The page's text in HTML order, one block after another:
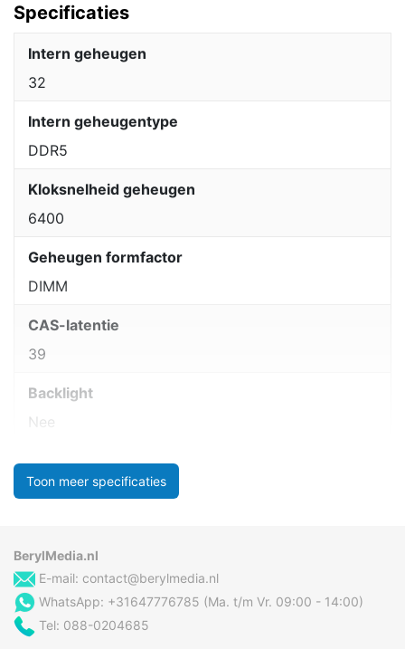
Specificaties
Intern geheugen
32
Intern geheugentype
DDR5
Kloksnelheid geheugen
6400
Geheugen formfactor
DIMM
CAS-latentie
39
Backlight
Nee
Toon meer specificaties
BerylMedia.nl
E-mail: contact@berylmedia.nl
WhatsApp: +31647776785 (Ma. t/m Vr. 09:00 - 14:00)
Tel: 088-0204685